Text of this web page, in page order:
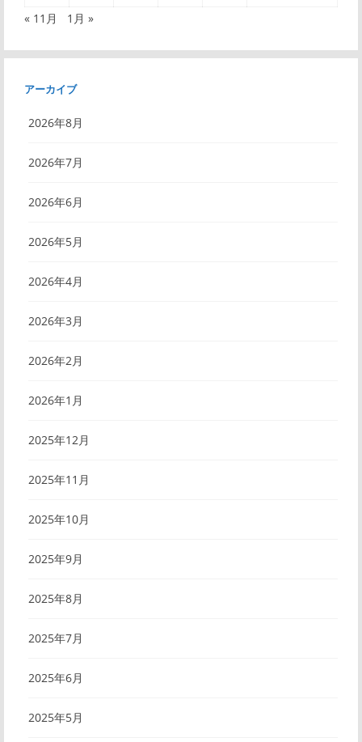
« 11月
1月 »
アーカイブ
2026年8月
2026年7月
2026年6月
2026年5月
2026年4月
2026年3月
2026年2月
2026年1月
2025年12月
2025年11月
2025年10月
2025年9月
2025年8月
2025年7月
2025年6月
2025年5月